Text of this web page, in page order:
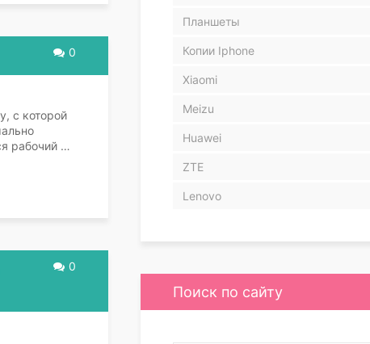
0
с которой
рабочий …
0
Планшеты
Копии Iphone
Xiaomi
Meizu
Huawei
ZTE
Lenovo
Поиск по сайту